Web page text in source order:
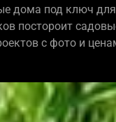
дома под ключ
постороит
с фото и